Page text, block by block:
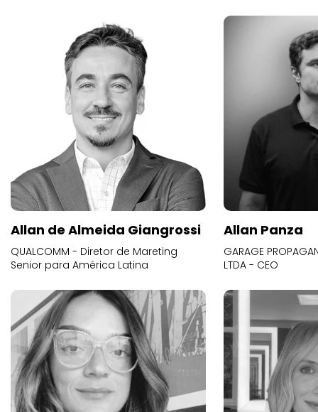
Allan de Almeida Giangrossi
QUALCOMM - Diretor de Mareting
Senior para América Latina
Allan Panza
GARAGE
LTDA - CEO